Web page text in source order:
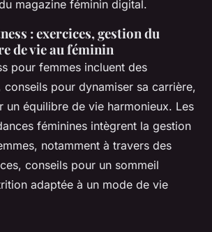
magazine féminin digital.
: exercices, gestion du
de vie au féminin
pour femmes incluent des
pour dynamiser sa carrière,
un équilibre de vie harmonieux. Les
féminines intègrent la gestion
notamment à travers des
conseils pour un sommeil
adaptée à un mode de vie